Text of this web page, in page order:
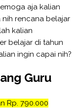
aja kalian
nih rencana belajar
kalian
belajar di tahun
ingin capai nih?
Guru
Rp. 790.000